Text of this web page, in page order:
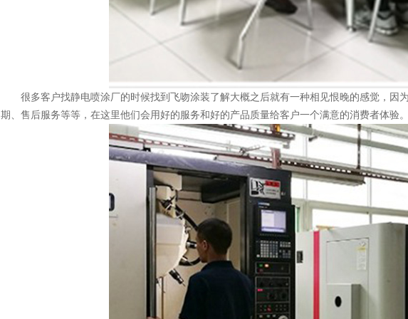
很多客户找静电喷涂厂的时候找到飞吻涂装了解大概之后就有一种相见恨晚的感觉，因
期、售后服务等等，在这里他们会用好的服务和好的产品质量给客户一个满意的消费者体验。